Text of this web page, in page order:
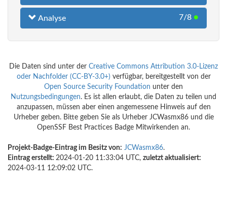
Analyse 7/8 ●
Die Daten sind unter der Creative Commons Attribution 3.0-Lizenz
oder Nachfolder (CC-BY-3.0+) verfügbar, bereitgestellt von der
Open Source Security Foundation unter den
Nutzungsbedingungen. Es ist allen erlaubt, die Daten zu teilen und
anzupassen, müssen aber einen angemessene Hinweis auf den
Urheber geben. Bitte geben Sie als Urheber JCWasmx86 und die
OpenSSF Best Practices Badge Mitwirkenden an.
Projekt-Badge-Eintrag im Besitz von: JCWasmx86.
Eintrag erstellt: 2024-01-20 11:33:04 UTC, zuletzt aktualisiert:
2024-03-11 12:09:02 UTC.